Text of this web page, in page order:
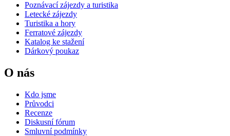
Poznávací zájezdy a turistika
Letecké zájezdy
Turistika a hory
Ferratové zájezdy
Katalog ke stažení
Dárkový poukaz
O nás
Kdo jsme
Průvodci
Recenze
Diskusní fórum
Smluvní podmínky